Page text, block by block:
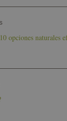
opciones naturales